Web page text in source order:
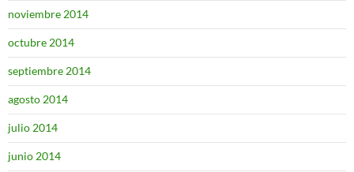
noviembre 2014
octubre 2014
septiembre 2014
agosto 2014
julio 2014
junio 2014